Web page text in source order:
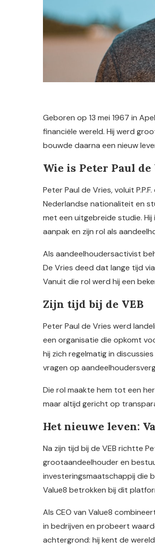
Geboren op 13 mei 1967 in
financiële wereld. Hij werd
bouwde daarna een nieuw
Wie is Peter Paul de
Peter Paul de Vries, voluit
Nederlandse nationaliteit en
met een uitgebreide studie.
aanpak en zijn rol als
Als aandeelhoudersactivist
De Vries deed dat lange tijd
Vanuit die rol werd hij een
Zijn tijd bij de VEB
Peter Paul de Vries werd
een organisatie die opkomt
hij zich regelmatig in
vragen op
Die rol maakte hem tot een
maar altijd gericht op
Het nieuwe leven:
Na zijn tijd bij de VEB richtte
grootaandeelhouder en
investeringsmaatschappij die
Value8 betrokken bij dit
Als CEO van Value8
in bedrijven en probeert
achtergrond: hij kent de